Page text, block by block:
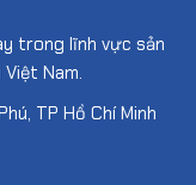
trong lĩnh vực sản
Nam.
TP Hồ Chí Minh